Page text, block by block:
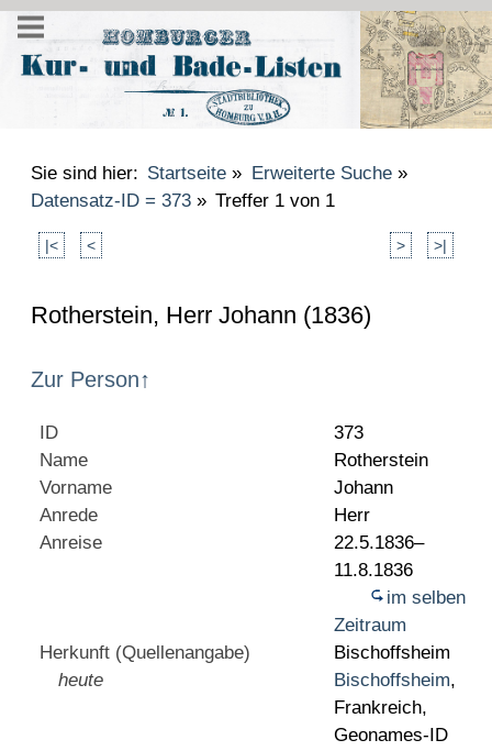
Sie sind hier: Startseite » Erweiterte Suche»
Datensatz-ID = 373 » Treffer 1 von 1
|< < > >|
Rotherstein, Herr Johann (1836)
Zur Person↑
ID
373
Name
Rotherstein
Vorname
Johann
Anrede
Herr
Anreise
22.5.1836–
11.8.1836
im selben
Zeitraum
Herkunft (Quellenangabe)
Bischoffsheim
heute
Bischoffsheim,
Frankreich,
Geonames-ID